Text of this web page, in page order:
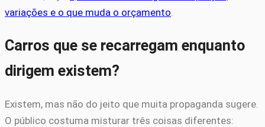
variações e o que muda o orçamento
Carros que se recarregam enquanto
dirigem existem?
Existem, mas não do jeito que muita propaganda sugere.
O público costuma misturar três coisas diferentes: